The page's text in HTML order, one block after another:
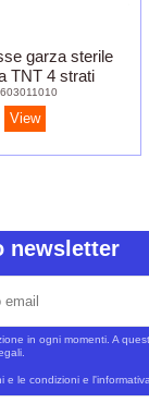
garza sterile
TNT 4 strati
View
newsletter
in ogni momenti. A
e le condizioni e